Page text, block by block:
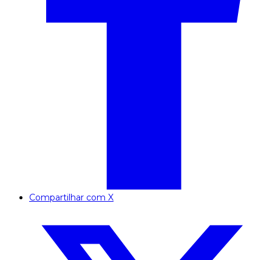
Compartilhar com X